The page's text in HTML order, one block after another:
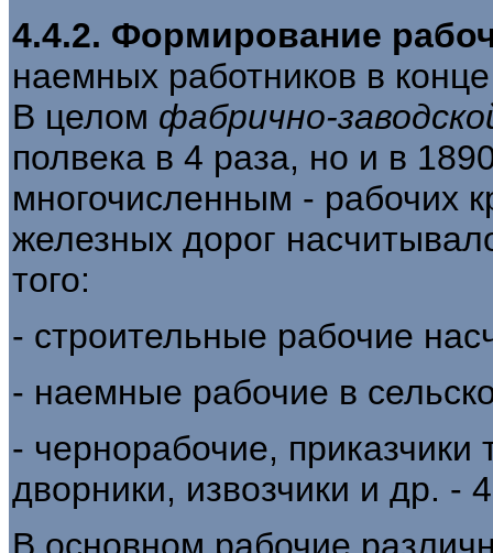
4.4.2. Формирование
наемных работников в
В целом фабрично-
полвека в 4 раза, но и в
многочисленным - рабочих
железных дорог
того:
- строительные рабочие
- наемные рабочие в
- чернорабочие, приказчики
дворники, извозчики и др. -
В основном рабочие